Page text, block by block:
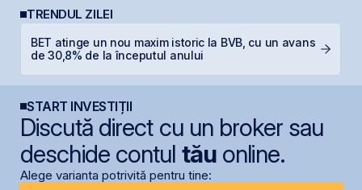
TRENDUL ZILEI
BET atinge un nou maxim istoric la BVB, cu un avans
de 30,8% de la începutul anului
START INVESTIȚII
Discută direct cu un broker sau
deschide contul tăuonline.
Alege varianta potrivită pentru tine: